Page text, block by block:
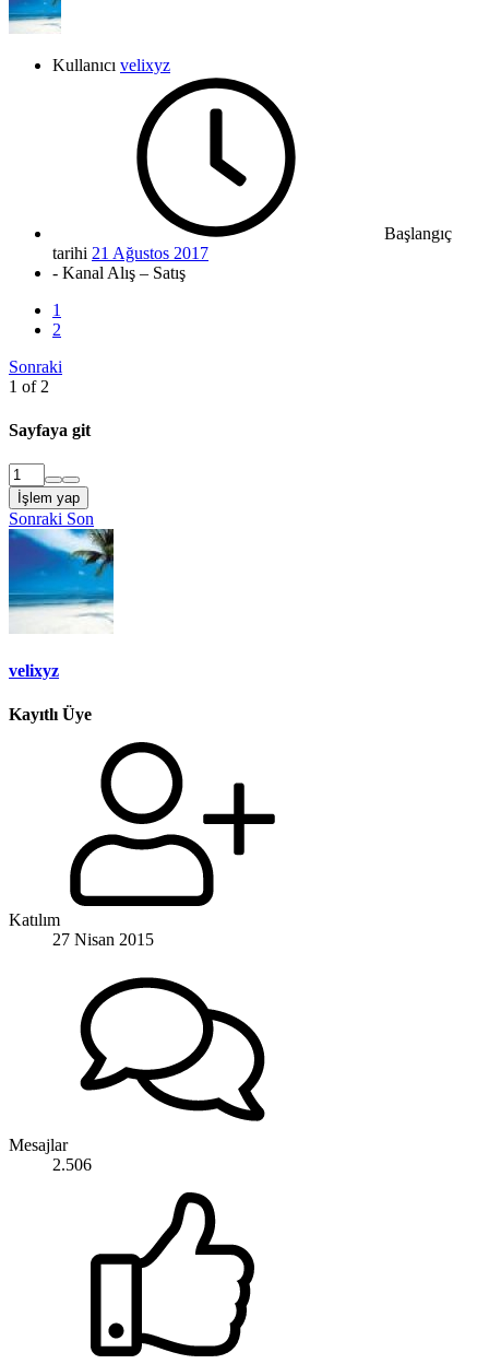
Kullanıcı velixyz
Başlangıç
tarihi 21 Ağustos 2017
- Kanal Alış – Satış
1
2
Sonraki
1 of 2
Sayfaya git
İşlem yap
Sonraki Son
velixyz
Kayıtlı Üye
Katılım
27 Nisan 2015
Mesajlar
2.506